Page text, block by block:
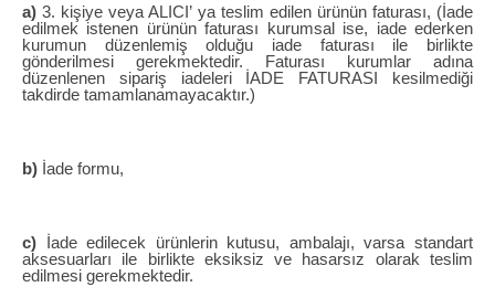
a) 3. kişiye veya ALICI’ ya teslim edilen ürünün faturası, (İade
edilmek istenen ürünün faturası kurumsal ise, iade ederken
kurumun düzenlemiş olduğu iade faturası ile birlikte
gönderilmesi gerekmektedir. Faturası kurumlar adına
düzenlenen sipariş iadeleri İADE FATURASI kesilmediği
takdirde tamamlanamayacaktır.)
b) İade formu,
c) İade edilecek ürünlerin kutusu, ambalajı, varsa standart
aksesuarları ile birlikte eksiksiz ve hasarsız olarak teslim
edilmesi gerekmektedir.